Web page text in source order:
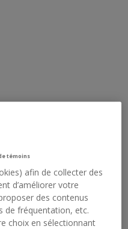
témoins
afin de collecter des
d’améliorer votre
des contenus
de fréquentation, etc.
choix en sélectionnant